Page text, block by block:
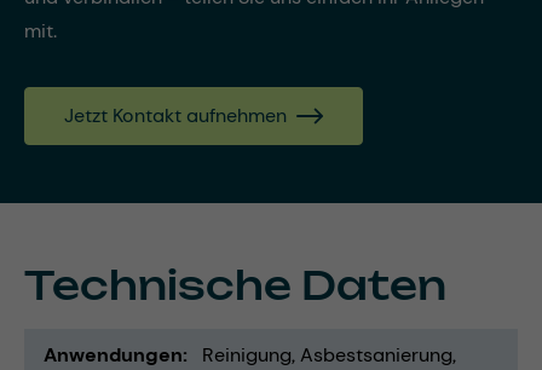
mit.
Jetzt Kontakt aufnehmen
Technische Daten
Anwendungen Reinigung Asbestsanierung